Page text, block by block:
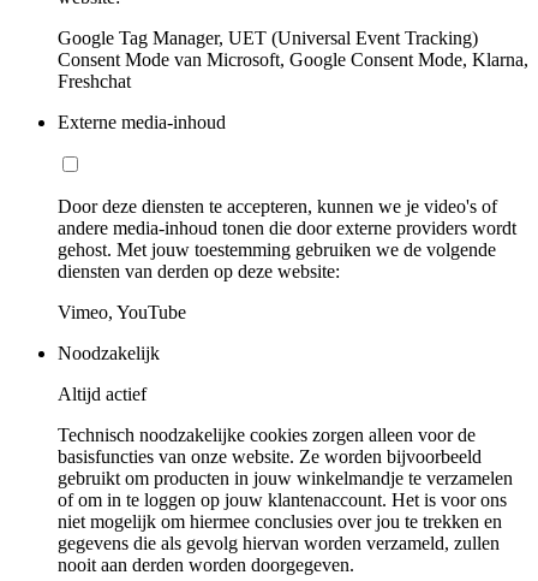
Google Tag Manager, UET (Universal Event Tracking)
Consent Mode van Microsoft, Google Consent Mode, Klarna,
Freshchat
Externe media-inhoud
Door deze diensten te accepteren, kunnen we je video's of
andere media-inhoud tonen die door externe providers wordt
gehost. Met jouw toestemming gebruiken we de volgende
diensten van derden op deze website:
Vimeo, YouTube
Noodzakelijk
Altijd actief
Technisch noodzakelijke cookies zorgen alleen voor de
basisfuncties van onze website. Ze worden bijvoorbeeld
gebruikt om producten in jouw winkelmandje te verzamelen
of om in te loggen op jouw klantenaccount. Het is voor ons
niet mogelijk om hiermee conclusies over jou te trekken en
gegevens die als gevolg hiervan worden verzameld, zullen
nooit aan derden worden doorgegeven.